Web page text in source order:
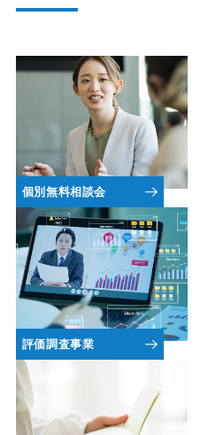
個別無料相談会
評価調査事業